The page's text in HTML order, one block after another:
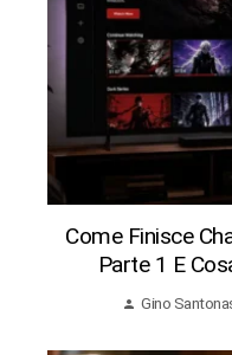
Come Finisce
Parte 1 E
Gino